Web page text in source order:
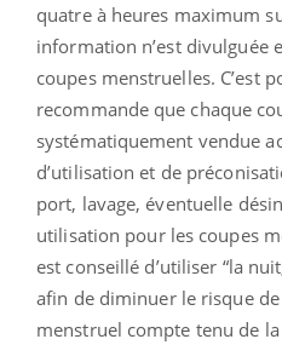
quatre à heures maximum
information n’est divulguée
coupes menstruelles. C’est
recommande que chaque
systématiquement vendue
d’utilisation et de
port, lavage, éventuelle
utilisation pour les coupes
est conseillé d’utiliser “la
afin de diminuer le risque
menstruel compte tenu de